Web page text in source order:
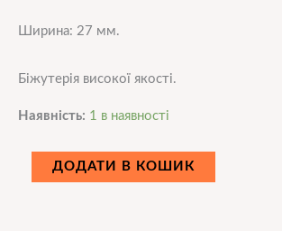
Ширина: 27 мм.
Біжутерія високої якості.
Наявність: 1 в наявності
ДОДАТИ В КОШИК